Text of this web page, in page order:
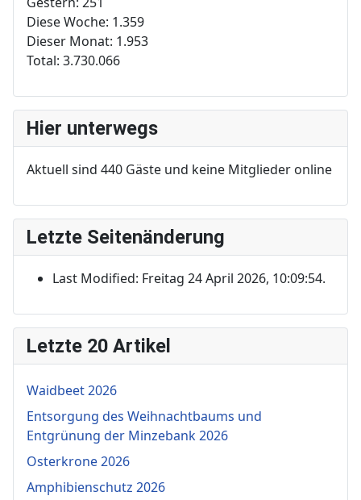
Diese Woche: 1.359
Dieser Monat: 1.953
Total: 3.730.066
Hier unterwegs
Aktuell sind 440 Gäste und keine Mitglieder online
Letzte Seitenänderung
Last Modified: Freitag 24 April 2026, 10:09:54.
Letzte 20 Artikel
Waidbeet 2026
Entsorgung des Weihnachtbaums und
Entgrünung der Minzebank 2026
Osterkrone 2026
Amphibienschutz 2026